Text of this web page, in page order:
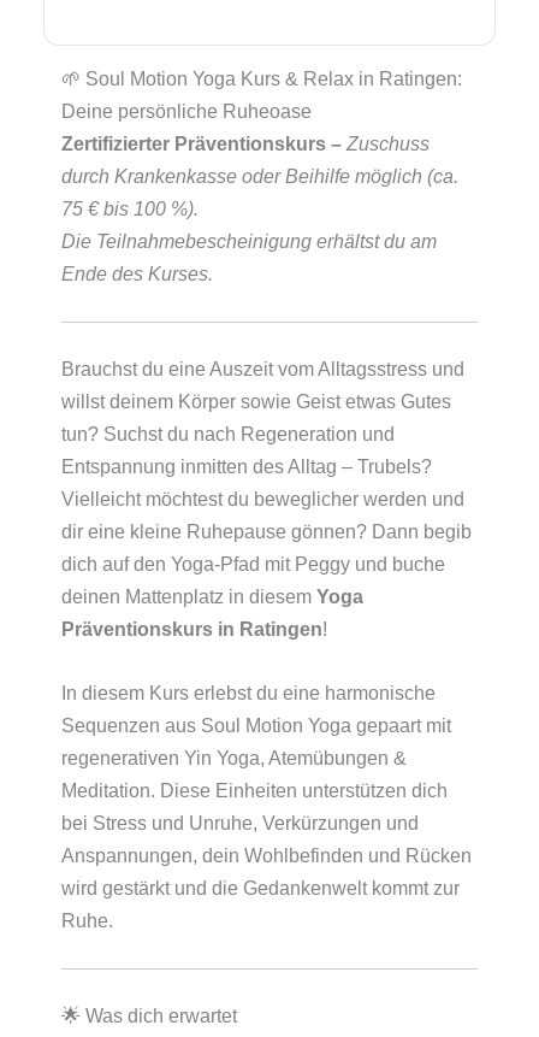
gesunder
Rücken,
entspannte
Schultern,
ruhiger
Geist:
Prävention
Menge
🌱 Soul Motion Yoga Kurs & Relax in Ratingen:
Deine persönliche Ruheoase
Zertifizierter Präventionskurs – Zuschuss
durch Krankenkasse oder Beihilfe möglich (ca.
75 € bis 100 %).
Die Teilnahmebescheinigung erhältst du am
Ende des Kurses.
Brauchst du eine Auszeit vom Alltagsstress und
willst deinem Körper sowie Geist etwas Gutes
tun? Suchst du nach Regeneration und
Entspannung inmitten des Alltag – Trubels?
Vielleicht möchtest du beweglicher werden und
dir eine kleine Ruhepause gönnen? Dann begib
dich auf den Yoga-Pfad mit Peggy und buche
deinen Mattenplatz in diesem Yoga
Präventionskurs in Ratingen!
In diesem Kurs erlebst du eine harmonische
Sequenzen aus Soul Motion Yoga gepaart mit
regenerativen Yin Yoga, Atemübungen &
Meditation. Diese Einheiten unterstützen dich
bei Stress und Unruhe, Verkürzungen und
Anspannungen, dein Wohlbefinden und Rücken
wird gestärkt und die Gedankenwelt kommt zur
Ruhe.
🌟 Was dich erwartet